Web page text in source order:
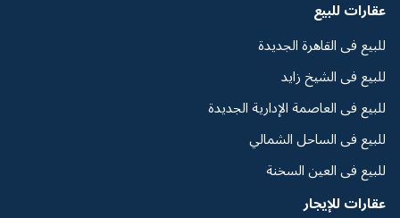
عقارات للبيع
للبيع فى القاهرة الجديدة
للبيع فى الشيخ زايد
للبيع فى العاصمة الإدارية الجديدة
للبيع فى الساحل الشمالي
للبيع فى العين السخنة
عقارات للإيجار